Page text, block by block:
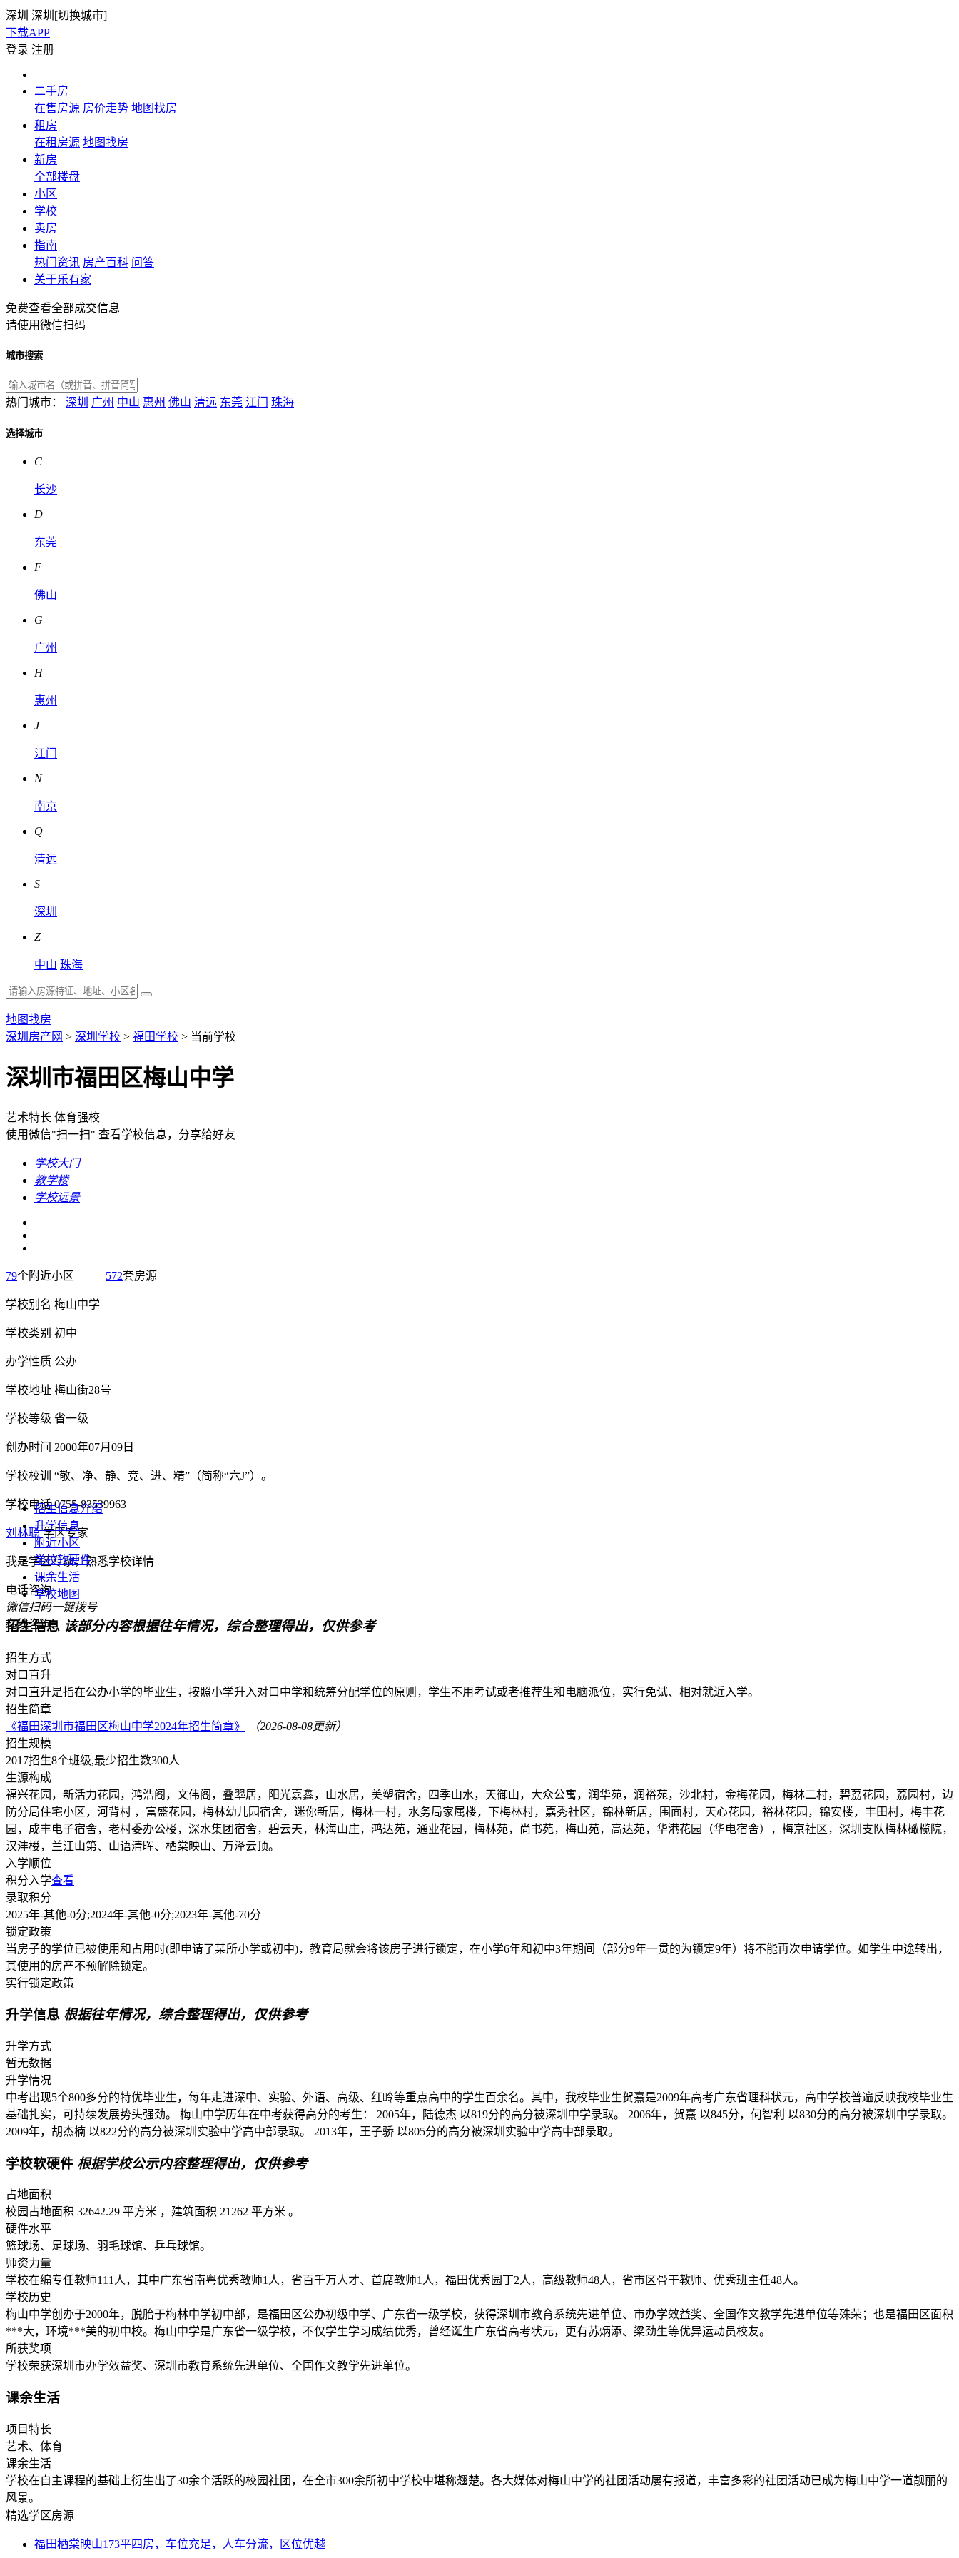
深圳 深圳[切换城市]
下载APP
登录 注册
二手房
在售房源 房价走势 地图找房
租房
在租房源 地图找房
新房
全部楼盘
小区
学校
卖房
指南
热门资讯 房产百科 问答
关于乐有家
免费查看全部成交信息
请使用微信扫码
城市搜索
热门城市： 深圳 广州 中山 惠州 佛山 清远 东莞 江门 珠海
选择城市
C
长沙
D
东莞
F
佛山
G
广州
H
惠州
J
江门
N
南京
Q
清远
S
深圳
Z
中山 珠海
地图找房
深圳房产网 > 深圳学校 > 福田学校 > 当前学校
深圳市福田区梅山中学
艺术特长 体育强校
使用微信"扫一扫" 查看学校信息，分享给好友
学校大门
教学楼
学校远景
79个附近小区 572套房源
学校别名 梅山中学
学校类别 初中
办学性质 公办
学校地址 梅山街28号
学校等级 省一级
创办时间 2000年07月09日
学校校训 “敬、净、静、竞、进、精”（简称“六J”）。
学校电话 0755-83539963
刘林聪 学区专家
我是学区专家，熟悉学校详情
电话咨询
微信扫码一键拨号
在线咨询
招生信息介绍
升学信息
附近小区
学校软硬件
课余生活
学校地图
招生信息 该部分内容根据往年情况，综合整理得出，仅供参考
招生方式
对口直升
对口直升是指在公办小学的毕业生，按照小学升入对口中学和统筹分配学位的原则，学生不用考试或者推荐生和电脑派位，实行免试、相对就近入学。
招生简章
《福田深圳市福田区梅山中学2024年招生简章》
（2026-08-08更新）
招生规模
2017招生8个班级,最少招生数300人
生源构成
福兴花园，新活力花园，鸿浩阁，文伟阁，叠翆居，阳光嘉鑫，山水居，美塑宿舍，四季山水，天御山，大众公寓，润华苑，润裕苑，沙北村，金梅花园，梅林二村，碧荔花园，荔园村，边
防分局住宅小区，河背村 ，富盛花园，梅林幼儿园宿舍，迷你新居，梅林一村，水务局家属楼，下梅林村，嘉秀社区，锦林新居，围面村，天心花园，裕林花园，锦安楼，丰田村，梅丰花
园，成丰电子宿舍，老村委办公楼，深水集团宿舍，碧云天，林海山庄，鸿达苑，通业花园，梅林苑，尚书苑，梅山苑，高达苑，华港花园（华电宿舍），梅京社区，深圳支队梅林橄榄院，
汉沣楼，兰江山第、山语清晖、栖棠映山、万泽云顶。
入学顺位
积分入学查看
录取积分
2025年-其他-0分;2024年-其他-0分;2023年-其他-70分
锁定政策
当房子的学位已被使用和占用时(即申请了某所小学或初中)，教育局就会将该房子进行锁定，在小学6年和初中3年期间（部分9年一贯的为锁定9年）将不能再次申请学位。如学生中途转出，
其使用的房产不预解除锁定。
实行锁定政策
升学信息 根据往年情况，综合整理得出，仅供参考
升学方式
暂无数据
升学情况
中考出现5个800多分的特优毕业生，每年走进深中、实验、外语、高级、红岭等重点高中的学生百余名。其中，我校毕业生贺熹是2009年高考广东省理科状元，高中学校普遍反映我校毕业生
基础扎实，可持续发展势头强劲。 梅山中学历年在中考获得高分的考生： 2005年，陆德杰 以819分的高分被深圳中学录取。 2006年，贺熹 以845分，何智利 以830分的高分被深圳中学录取。
2009年，胡杰楠 以822分的高分被深圳实验中学高中部录取。 2013年，王子骄 以805分的高分被深圳实验中学高中部录取。
学校软硬件 根据学校公示内容整理得出，仅供参考
占地面积
校园占地面积 32642.29 平方米 ，建筑面积 21262 平方米 。
硬件水平
篮球场、足球场、羽毛球馆、乒乓球馆。
师资力量
学校在编专任教师111人，其中广东省南粤优秀教师1人，省百千万人才、首席教师1人，福田优秀园丁2人，高级教师48人，省市区骨干教师、优秀班主任48人。
学校历史
梅山中学创办于2000年，脱胎于梅林中学初中部，是福田区公办初级中学、广东省一级学校，获得深圳市教育系统先进单位、市办学效益奖、全国作文教学先进单位等殊荣；也是福田区面积
***大，环境***美的初中校。梅山中学是广东省一级学校，不仅学生学习成绩优秀，曾经诞生广东省高考状元，更有苏炳添、梁劲生等优异运动员校友。
所获奖项
学校荣获深圳市办学效益奖、深圳市教育系统先进单位、全国作文教学先进单位。
课余生活
项目特长
艺术、体育
课余生活
学校在自主课程的基础上衍生出了30余个活跃的校园社团，在全市300余所初中学校中堪称翘楚。各大媒体对梅山中学的社团活动屡有报道，丰富多彩的社团活动已成为梅山中学一道靓丽的
风景。
精选学区房源
福田栖棠映山173平四房，车位充足，人车分流，区位优越